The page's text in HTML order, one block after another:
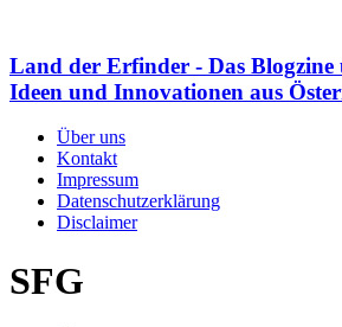
Land der Erfinder - Das
Ideen und Innovationen aus
Über uns
Kontakt
Impressum
Datenschutzerklärung
Disclaimer
SFG